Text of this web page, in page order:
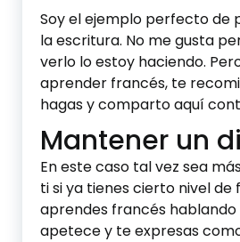
Soy el ejemplo perfecto de
la escritura. No me gusta
verlo lo estoy haciendo.
aprender francés, te
hagas y comparto aquí
Mantener un
En este caso tal vez sea
ti si ya tienes cierto nivel de
aprendes francés hablando
apetece y te expresas